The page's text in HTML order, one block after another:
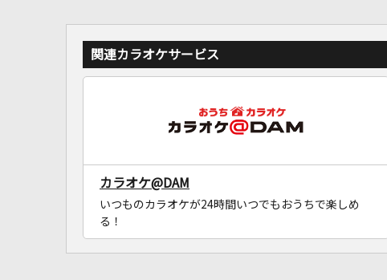
関連カラオケサービス
カラオケ@DAM
いつものカラオケが24時間いつでもおうちで楽しめ
る！